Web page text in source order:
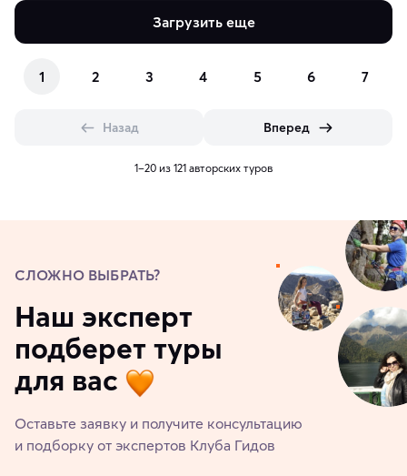
Загрузить еще
1 2 3 4 5 6 7
Назад Вперед
1–20 из 121 авторских туров
СЛОЖНО ВЫБРАТЬ?
Наш эксперт
подберет туры
для вас
Оставьте заявку и получите консультацию
и подборку от экспертов Клуба Гидов